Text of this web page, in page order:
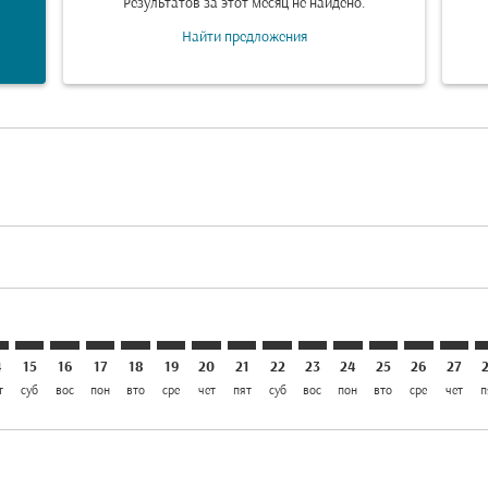
Результатов за этот месяц не найдено.
Найти предложения
15
суб
16
вос
17
пон
18
вто
SLL–CPH: cmp-view-offers-disclaimer.
19
сре
SLL–CPH: cmp-view-offers-
20
чет
SLL–CPH: cmp-view-offers-
21
пят
SLL–CPH: cmp-view-
22
суб
SLL–CPH: cmp-view-
23
вос
SLL–CPH: cmp-
24
пон
SLL–CPH:
25
вто
26
сре
27
чет